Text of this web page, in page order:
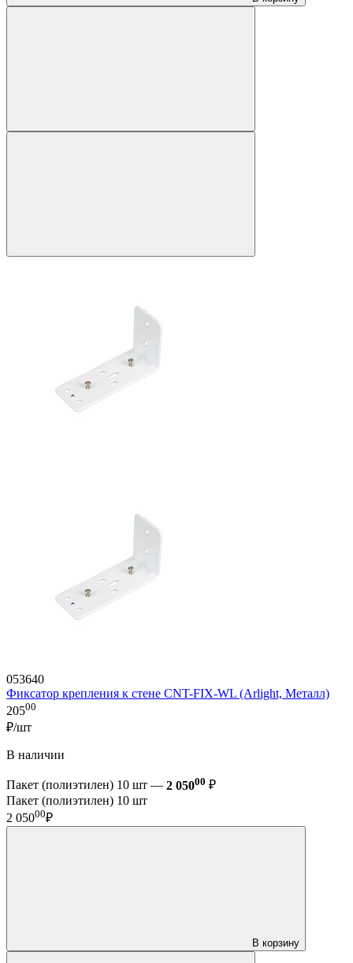
053640
Фиксатор крепления к стене CNT-FIX-WL (Arlight, Металл)
20500
₽/шт
В наличии
Пакет (полиэтилен) 10 шт — 2 05000 ₽
Пакет (полиэтилен) 10 шт
2 05000₽
В корзину